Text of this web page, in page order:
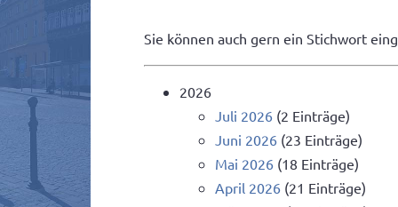
Sie können auch gern ein Stichwort
2026
Juli 2026 (2 Einträge)
Juni 2026 (23 Einträge)
Mai 2026 (18 Einträge)
April 2026 (21 Einträge)